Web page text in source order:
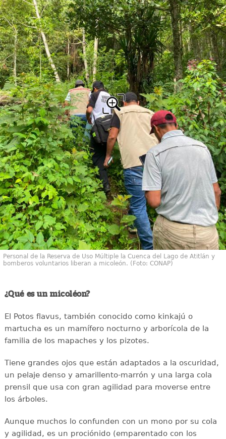
Personal de la Reserva de Uso Múltiple la Cuenca del Lago de Atitlán y
bomberos voluntarios liberan a micoleón. (Foto: CONAP)
¿Qué es un micoléon?
El Potos flavus, también conocido como kinkajú o
martucha es un mamífero nocturno y arborícola de la
familia de los mapaches y los pizotes.
Tiene grandes ojos que están adaptados a la oscuridad,
un pelaje denso y amarillento-marrón y una larga cola
prensil que usa con gran agilidad para moverse entre
los árboles.
Aunque muchos lo confunden con un mono por su cola
y agilidad, es un prociónido (emparentado con los